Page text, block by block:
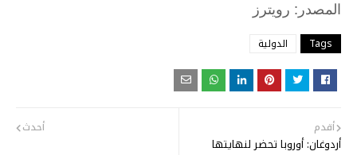
المصدر : رويترز
Tags الدولية
أحدث أقدم
أردوغان: أوروبا تحضر لنهايتها